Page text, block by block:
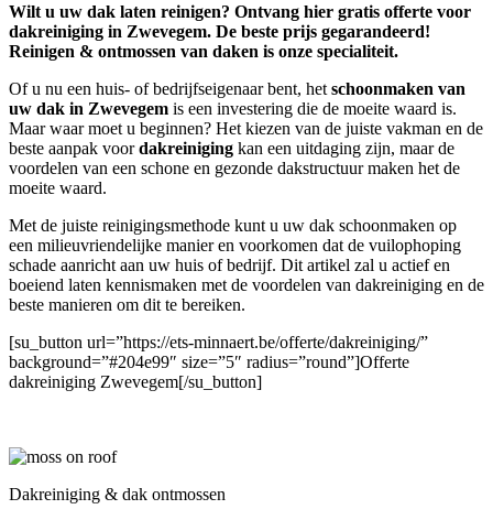
Wilt u uw dak laten reinigen? Ontvang hier gratis offerte voor
dakreiniging in Zwevegem. De beste prijs gegarandeerd!
Reinigen & ontmossen van daken is onze specialiteit.
Of u nu een huis- of bedrijfseigenaar bent, het schoonmaken van
uw dak in Zwevegem is een investering die de moeite waard is.
Maar waar moet u beginnen? Het kiezen van de juiste vakman en de
beste aanpak voordakreiniging kan een uitdaging zijn, maar de
voordelen van een schone en gezonde dakstructuur maken het de
moeite waard.
Met de juiste reinigingsmethode kunt u uw dak schoonmaken op
een milieuvriendelijke manier en voorkomen dat de vuilophoping
schade aanricht aan uw huis of bedrijf. Dit artikel zal u actief en
boeiend laten kennismaken met de voordelen van dakreiniging en de
beste manieren om dit te bereiken.
[su_button url=”https://ets-minnaert.be/offerte/dakreiniging/”
background=”#204e99″ size=”5″ radius=”round”]Offerte
dakreiniging Zwevegem[/su_button]
Dakreiniging & dak ontmossen